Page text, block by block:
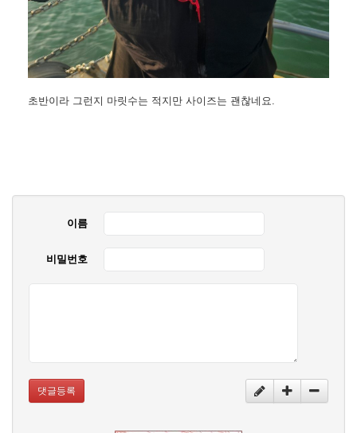
초반이라 그런지 마릿수는 적지만 사이즈는 괜찮네요.
이름
비밀번호
댓글등록